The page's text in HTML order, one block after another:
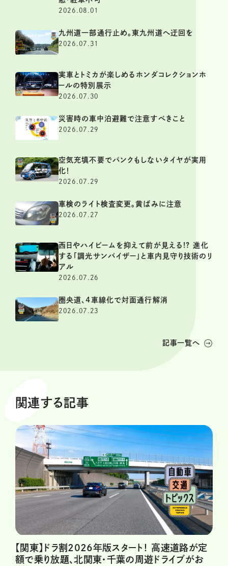
2026.08.01
九州道一部通行止め。東九州道へ迂回を
2026.07.31
実車とトミカが楽しめるホンダコレクションホ
ールの特別展示
2026.07.30
災害時の車中泊避難で注意すべきこと
2026.07.29
空気充填不要でパンクもしないタイヤが実用
化！
2026.07.29
車検のライト検査変更。黄ばみに注意
2026.07.27
西日やハイビームを抑えて前が見える!? 進化
する「調光サンバイザー」と車内見守り技術のリ
アル
2026.07.26
圏央道、4車線化で対面通行解消
2026.07.23
記事一覧へ
関連する記事
【関東】ドラ割2026年版スタート！ 高速道路が定
額で乗り放題、北関東・千葉の周遊ドライブがお